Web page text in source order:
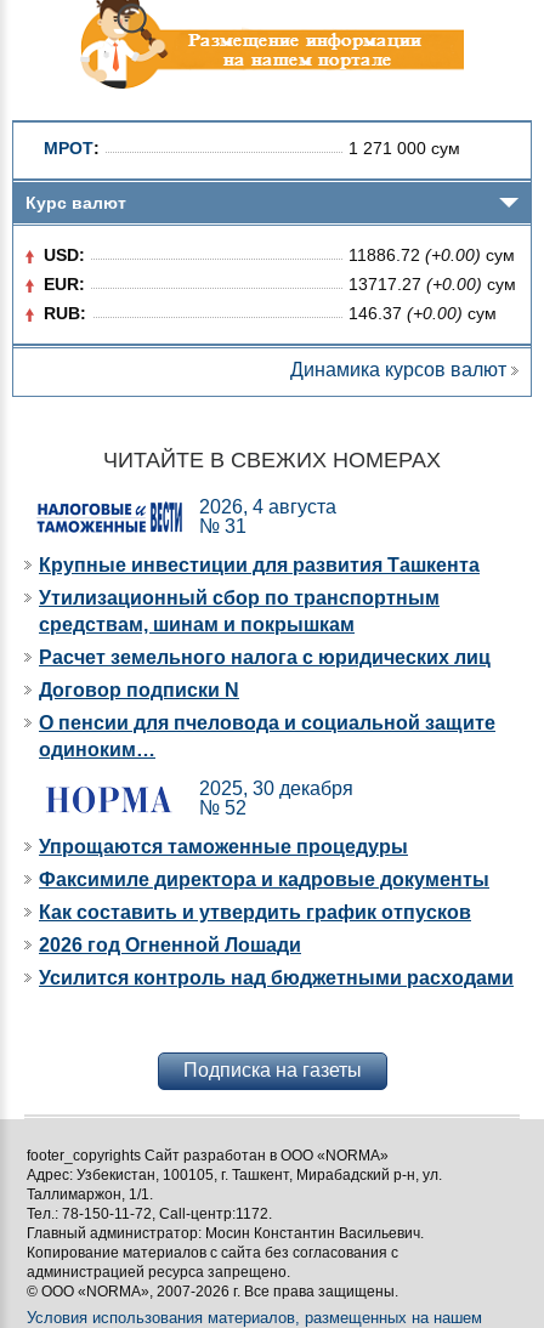
МРОТ: 1 271 000 сум
Курс валют
USD: 11886.72 (+0.00) сум
EUR:
13717.27 (+0.00) сум
RUB:
146.37 (+0.00) сум
Динамика курсов валют
ЧИТАЙТЕ В СВЕЖИХ НОМЕРАХ
2026, 4 августа
№ 31
Крупные инвестиции для развития Ташкента
Утилизационный сбор по транспортным
средствам, шинам и покрышкам
Расчет земельного налога с юридических лиц
Договор подписки N
О пенсии для пчеловода и социальной защите
одиноким…
2025, 30 декабря
№ 52
Упрощаются таможенные процедуры
Факсимиле директора и кадровые документы
Как составить и утвердить график отпусков
2026 год Огненной Лошади
Усилится контроль над бюджетными расходами
Подписка на газеты
footer_copyrights Сайт разработан в ООО «NORMA»
Адрес: Узбекистан, 100105, г. Ташкент, Мирабадский р-н, ул.
Таллимаржон, 1/1.
Тел.: 78-150-11-72, Call-центр:1172.
Главный администратор: Мосин Константин Васильевич.
Копирование материалов с сайта без согласования с
администрацией ресурса запрещено.
© ООО «NORMA», 2007-2026 г. Все права защищены.
Условия использования материалов, размещенных на нашем